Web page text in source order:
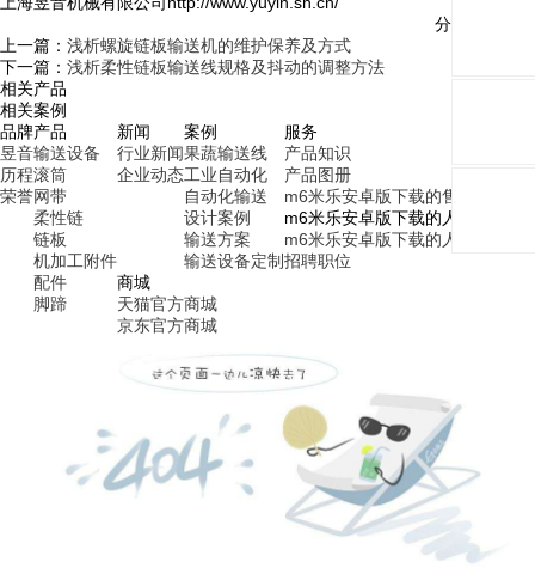
分享与关注：
上一篇： 浅析螺旋链板输送机的维护保养及方式
下一篇： 浅析柔性链板输送线规格及抖动的调整方法
相关产品
相关案例
品牌
昱音
历程
荣誉
产品
输送设备
滚筒
网带
柔性链
链板
机加工附件
配件
脚蹄
新闻
行业新闻
企业动态
案例
果蔬输送线
工业自动化
自动化输送
设计案例
输送方案
输送设备定制
服务
产品知识
产品图册
m6米乐安卓版下载的售后服务
m6米乐安卓版下载的人才招聘
m6米乐安卓版下载的人才理念
招聘职位
商城
天猫官方商城
京东官方商城